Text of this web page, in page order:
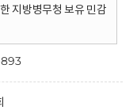
지방병무청 보유 민감